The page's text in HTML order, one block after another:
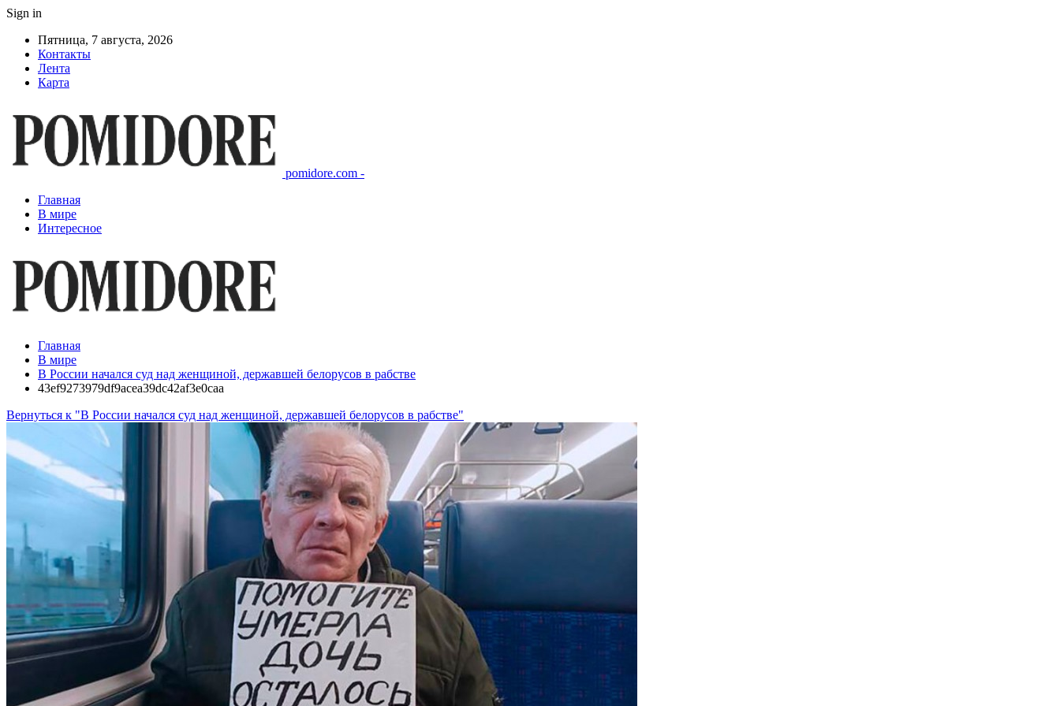
Sign in
Пятница, 7 августа, 2026
Контакты
Лента
Карта
pomidore.com -
Главная
В мире
Интересное
Главная
В мире
В России начался суд над женщиной, державшей белорусов в рабстве
43ef9273979df9acea39dc42af3e0caa
Вернуться к "В России начался суд над женщиной, державшей белорусов в рабстве"